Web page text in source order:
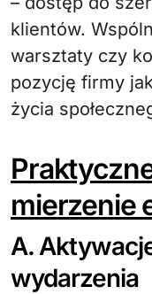
klientów.
warsztaty czy
pozycję firmy
życia
mierzenie
A.
wydarzenia